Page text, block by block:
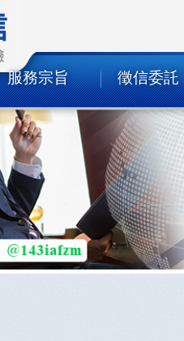
服務宗旨 徵信委託